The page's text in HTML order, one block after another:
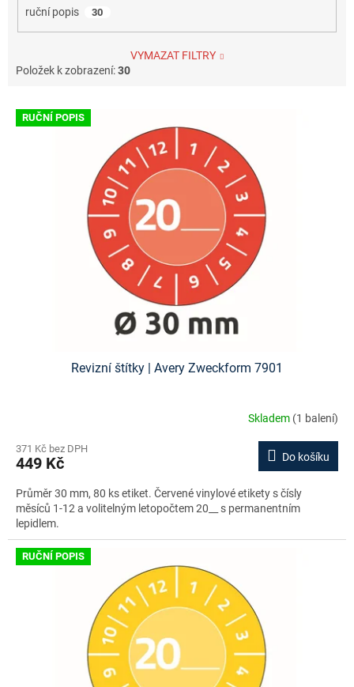
ruční popis 30
VYMAZAT FILTRY
Položek k zobrazení:30
V RUČNÍ POPIS
Revizní štítky | Avery Zweckform 7901
Skladem (1 balení)
371 Kč bez DPH
449 Kč Do košíku
Průměr 30 mm, 80 ks etiket. Červené vinylové etikety s čísly
měsíců 1-12 a volitelným letopočtem 20__ s permanentním
lepidlem.
RUČNÍ POPIS